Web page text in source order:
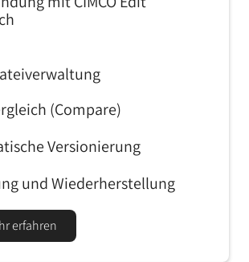
(Compare)
Versionierung
und Wiederherstellung
erfahren